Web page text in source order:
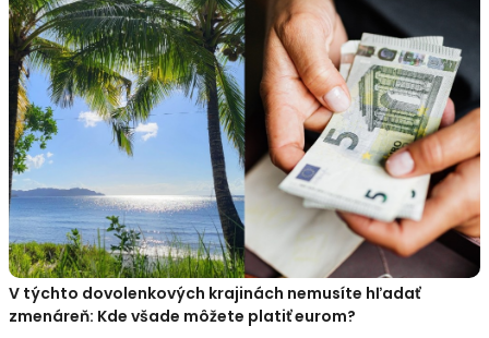
V týchto dovolenkových krajinách nemusíte hľadať
zmenáreň: Kde všade môžete platiť eurom?